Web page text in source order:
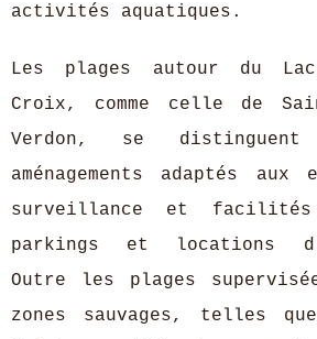
activités aquatiques.
Les plages autour du
Croix, comme celle de
Verdon, se
aménagements adaptés aux
surveillance et
parkings et locations
Outre les plages
zones sauvages, telles